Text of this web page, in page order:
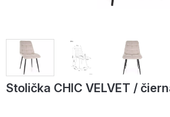
Stolička CHIC VELVET /